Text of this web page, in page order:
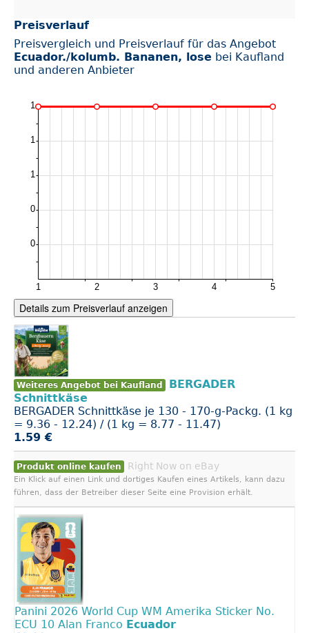
Preisverlauf
Preisvergleich und Preisverlauf für das Angebot
Ecuador./kolumb. Bananen, lose bei Kaufland
und anderen Anbieter
Details zum Preisverlauf anzeigen
Weiteres Angebot bei Kaufland
BERGADER
Schnittkäse
BERGADER Schnittkäse je 130 - 170-g-Packg. (1 kg
= 9.36 - 12.24) / (1 kg = 8.77 - 11.47)
1.59 €
Produkt online kaufen Right Now on eBay
Ein Klick auf einen Link und dortiges Kaufen eines Artikels, kann dazu
führen, dass der Betreiber dieser Seite eine Provision erhält.
Panini 2026 World Cup WM Amerika Sticker No.
ECU 10 Alan Franco Ecuador